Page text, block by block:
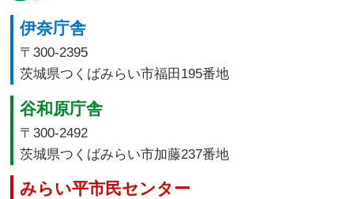
伊奈庁舎
〒300-2395
茨城県つくばみらい市福田195番地
谷和原庁舎
〒300-2492
茨城県つくばみらい市加藤237番地
みらい平市民センター